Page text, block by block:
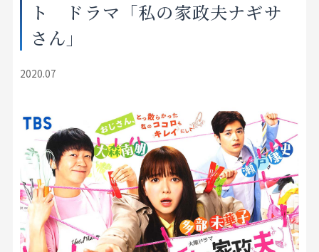
私たちのこだわり
お客様の声
FAQ
お問い合わせ
お気に入りリスト
ト ドラマ「私の家政夫ナギサ
さん」
2020.07